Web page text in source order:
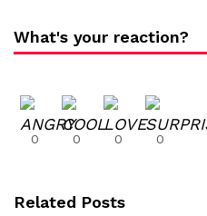
What's your reaction?
0 0 0 0
Related Posts